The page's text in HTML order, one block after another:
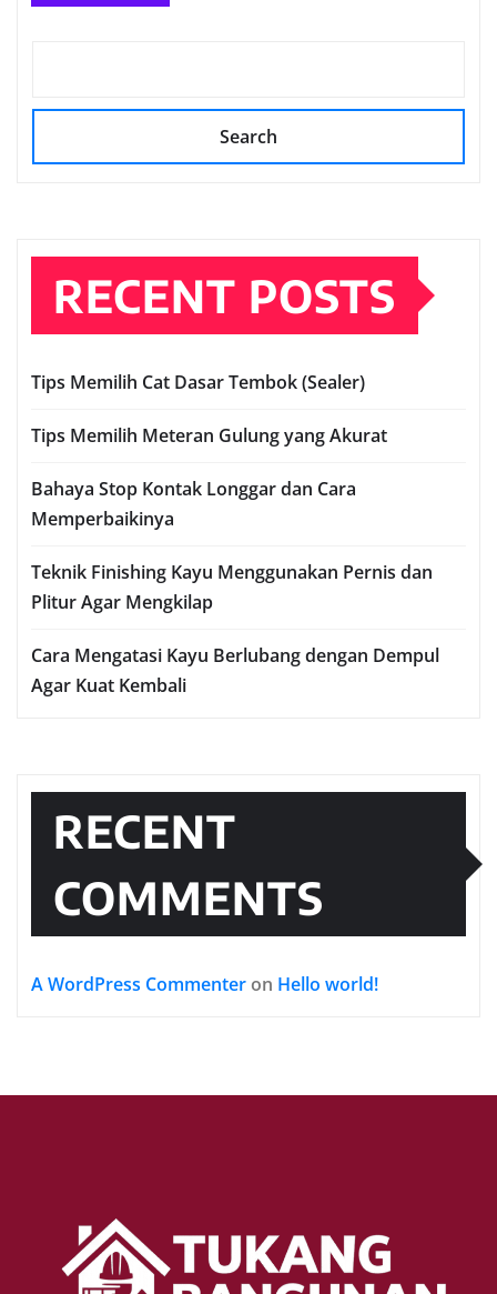
Search
RECENT POSTS
Tips Memilih Cat Dasar Tembok (Sealer)
Tips Memilih Meteran Gulung yang Akurat
Bahaya Stop Kontak Longgar dan Cara
Memperbaikinya
Teknik Finishing Kayu Menggunakan Pernis dan
Plitur Agar Mengkilap
Cara Mengatasi Kayu Berlubang dengan Dempul
Agar Kuat Kembali
RECENT
COMMENTS
A WordPress Commenter on Hello world!